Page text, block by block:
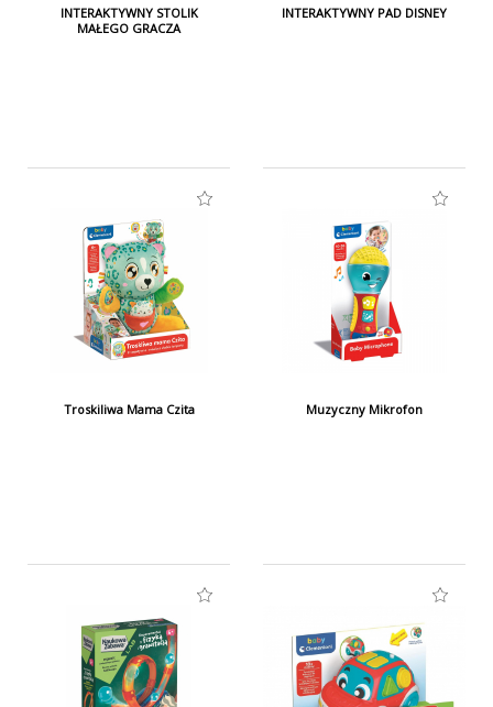
INTERAKTYWNY STOLIK
MAŁEGO GRACZA
INTERAKTYWNY PAD DISNEY
Troskiliwa Mama Czita Muzyczny Mikrofon